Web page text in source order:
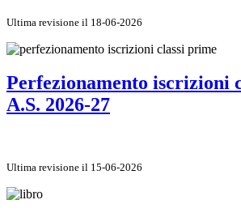
Ultima revisione il 18-06-2026
Perfezionamento iscrizioni
A.S. 2026-27
Ultima revisione il 15-06-2026